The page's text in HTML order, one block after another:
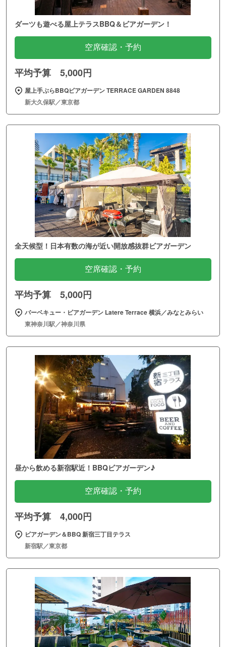
ダーツも遊べる屋上テラスBBQ＆ビアガーデン！
空席確認・予約
平均予算 5,000円
屋上手ぶらBBQビアガーデン TERRACE GARDEN 8848
新大久保駅／東京都
全天候型！日本有数の海が近い開放感抜群ビアガーデン
空席確認・予約
平均予算 5,000円
バーベキュー・ビアガーデン Latere Terrace 横浜／みなとみらい
東神奈川駅／神奈川県
昼から飲める新宿駅近！BBQビアガーデン♪
空席確認・予約
平均予算 4,000円
ビアガーデン＆BBQ 新宿三丁目テラス
新宿駅／東京都